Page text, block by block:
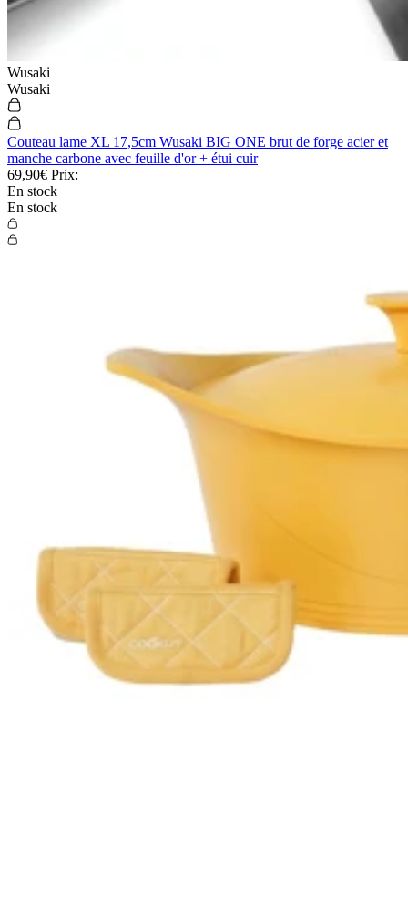
Wusaki
Wusaki
Couteau lame XL 17,5cm Wusaki BIG ONE brut de forge acier et
manche carbone avec feuille d'or + étui cuir
69,90€ Prix:
En stock
En stock